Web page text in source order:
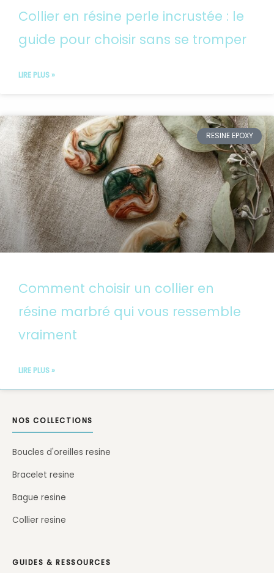
Collier en résine perle incrustée : le
guide pour choisir sans se tromper
LIRE PLUS »
RESINE EPOXY
Comment choisir un collier en
résine marbré qui vous ressemble
vraiment
LIRE PLUS »
NOS COLLECTIONS
Boucles d'oreilles resine
Bracelet resine
Bague resine
Collier resine
GUIDES & RESSOURCES